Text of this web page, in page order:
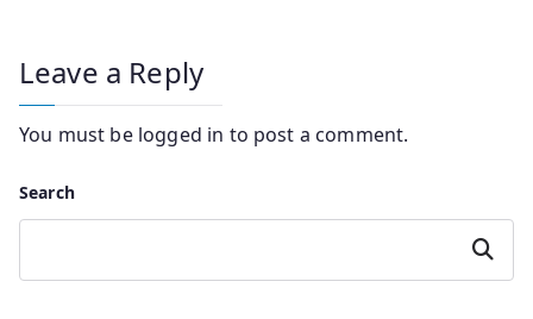
Leave a Reply
You must be logged in to post a comment.
Search
Search